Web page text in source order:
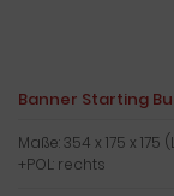
Banner Starting
Maße: 354 x 175 x
+POL: rechts